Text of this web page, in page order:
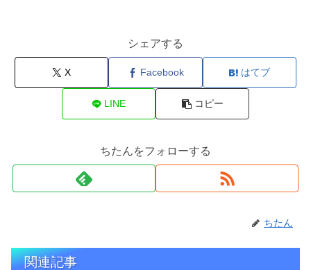
シェアする
X Facebook はてブ
LINE コピー
ちたんをフォローする
ちたん
関連記事